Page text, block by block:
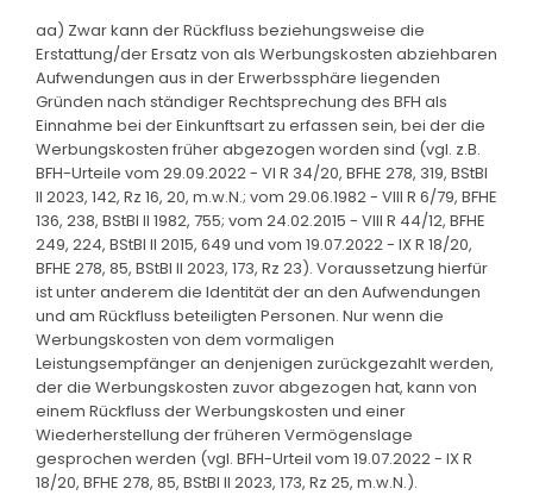
aa) Zwar kann der Rückfluss beziehungsweise die
Erstattung/der Ersatz von als Werbungskosten abziehbaren
Aufwendungen aus in der Erwerbssphäre liegenden
Gründen nach ständiger Rechtsprechung des BFH als
Einnahme bei der Einkunftsart zu erfassen sein, bei der die
Werbungskosten früher abgezogen worden sind (vgl. z.B.
BFH-Urteile vom 29.09.2022 - VI R 34/20, BFHE 278, 319, BStBl
II 2023, 142, Rz 16, 20, m.w.N.; vom 29.06.1982 - VIII R 6/79, BFHE
136, 238, BStBl II 1982, 755; vom 24.02.2015 - VIII R 44/12, BFHE
249, 224, BStBl II 2015, 649 und vom 19.07.2022 - IX R 18/20,
BFHE 278, 85, BStBl II 2023, 173, Rz 23). Voraussetzung hierfür
ist unter anderem die Identität der an den Aufwendungen
und am Rückfluss beteiligten Personen. Nur wenn die
Werbungskosten von dem vormaligen
Leistungsempfänger an denjenigen zurückgezahlt werden,
der die Werbungskosten zuvor abgezogen hat, kann von
einem Rückfluss der Werbungskosten und einer
Wiederherstellung der früheren Vermögenslage
gesprochen werden (vgl. BFH-Urteil vom 19.07.2022 - IX R
18/20, BFHE 278, 85, BStBl II 2023, 173, Rz 25, m.w.N.).